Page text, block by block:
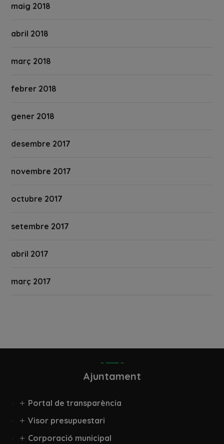
maig 2018
abril 2018
març 2018
febrer 2018
gener 2018
desembre 2017
novembre 2017
octubre 2017
setembre 2017
abril 2017
març 2017
Ajuntament
Portal de transparència
Visor presupuestari
Corporació municipal